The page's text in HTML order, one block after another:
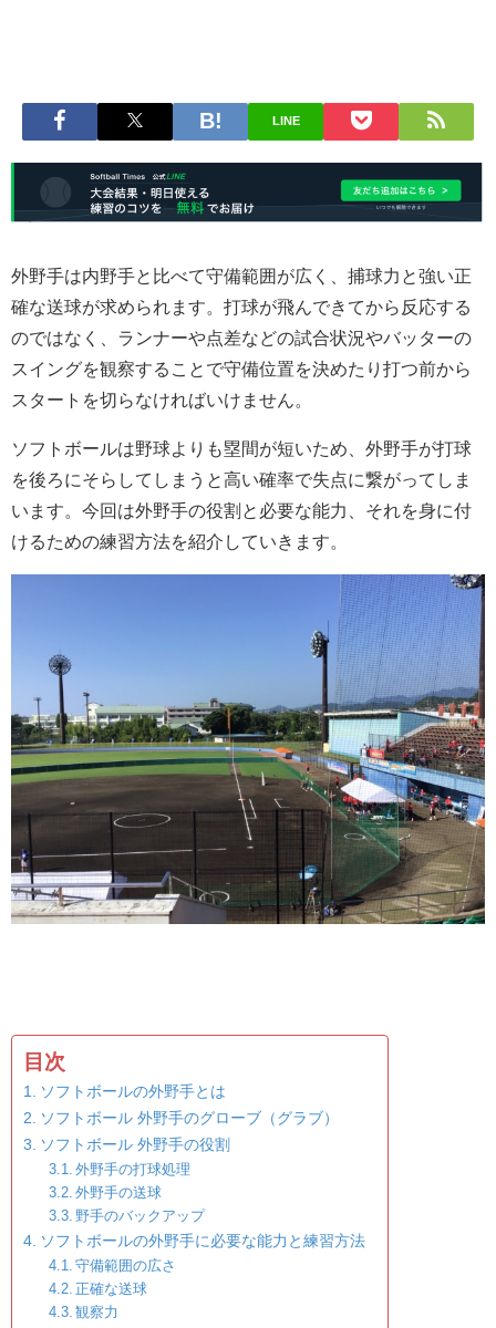
LINE
外野手は内野手と比べて守備範囲が広く、捕球力と強い正
確な送球が求められます。打球が飛んできてから反応する
のではなく、ランナーや点差などの試合状況やバッターの
スイングを観察することで守備位置を決めたり打つ前から
スタートを切らなければいけません。
ソフトボールは野球よりも塁間が短いため、外野手が打球
を後ろにそらしてしまうと高い確率で失点に繋がってしま
います。今回は外野手の役割と必要な能力、それを身に付
けるための練習方法を紹介していきます。
目次
ソフトボールの外野手とは
ソフトボール 外野手のグローブ（グラブ）
ソフトボール 外野手の役割
外野手の打球処理
外野手の送球
野手のバックアップ
ソフトボールの外野手に必要な能力と練習方法
守備範囲の広さ
正確な送球
観察力